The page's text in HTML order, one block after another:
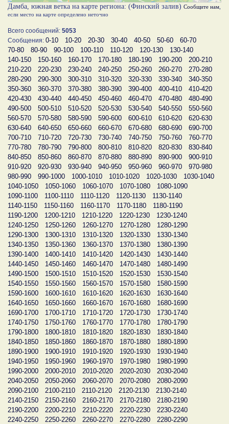
Дамба, южная ветка на карте региона: (Финский залив) Сообщите нам
если место на карте определено неточно
Всего сообщений: 5053
Сообщения: 0-10 10-20 20-30 30-40 40-50 50-60
60-70
70-80
80-90 90-100 100-110 110-120 120-130
130-140
140-150
150-160 160-170 170-180 180-190 190-200
200-210
210-220
220-230 230-240 240-250 250-260 260-270
270-280
280-290
290-300 300-310 310-320 320-330 330-340
340-350
350-360
360-370 370-380 380-390 390-400 400-410
410-420
420-430
430-440 440-450 450-460 460-470 470-480
480-490
490-500
500-510 510-520 520-530 530-540 540-550
550-560
560-570
570-580 580-590 590-600 600-610 610-620
620-630
630-640
640-650 650-660 660-670 670-680 680-690
690-700
700-710
710-720 720-730 730-740 740-750 750-760
760-770
770-780
780-790 790-800 800-810 810-820 820-830
830-840
840-850
850-860 860-870 870-880 880-890 890-900
900-910
910-920
920-930 930-940 940-950 950-960 960-970
970-980
980-990
990-1000 1000-1010 1010-1020 1020-1030
1030-1040
1040-1050
1050-1060 1060-1070 1070-1080
1080-1090
1090-1100
1100-1110 1110-1120 1120-1130
1130-1140
1140-1150
1150-1160 1160-1170 1170-1180
1180-1190
1190-1200
1200-1210 1210-1220 1220-1230
1230-1240
1240-1250
1250-1260 1260-1270 1270-1280
1280-1290
1290-1300
1300-1310 1310-1320 1320-1330
1330-1340
1340-1350
1350-1360 1360-1370 1370-1380
1380-1390
1390-1400
1400-1410 1410-1420 1420-1430
1430-1440
1440-1450
1450-1460 1460-1470 1470-1480
1480-1490
1490-1500
1500-1510 1510-1520 1520-1530
1530-1540
1540-1550
1550-1560 1560-1570 1570-1580
1580-1590
1590-1600
1600-1610 1610-1620 1620-1630
1630-1640
1640-1650
1650-1660 1660-1670 1670-1680
1680-1690
1690-1700
1700-1710 1710-1720 1720-1730
1730-1740
1740-1750
1750-1760 1760-1770 1770-1780
1780-1790
1790-1800
1800-1810 1810-1820 1820-1830
1830-1840
1840-1850
1850-1860 1860-1870 1870-1880
1880-1890
1890-1900
1900-1910 1910-1920 1920-1930
1930-1940
1940-1950
1950-1960 1960-1970 1970-1980
1980-1990
1990-2000
2000-2010 2010-2020 2020-2030
2030-2040
2040-2050
2050-2060 2060-2070 2070-2080
2080-2090
2090-2100
2100-2110 2110-2120 2120-2130
2130-2140
2140-2150
2150-2160 2160-2170 2170-2180
2180-2190
2190-2200
2200-2210 2210-2220 2220-2230
2230-2240
2240-2250
2250-2260 2260-2270 2270-2280
2280-2290